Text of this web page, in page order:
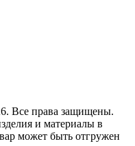
права защищены.
и материалы в
может быть отгружен